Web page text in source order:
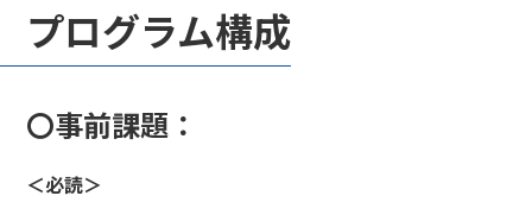
かれている社会、そして組織の現実を直視し、真に自分
自身が何を為すべきなのかを探究することで変革マイン
プログラム期間中は自らが関わるDX推進やイノベーシ
ョン創出等についての"本物"の変革の課題を持ち込み、
各セッションの学びと、他の参加者との対話やコーチか
プログラム構成
〇事前課題：
＜必読＞